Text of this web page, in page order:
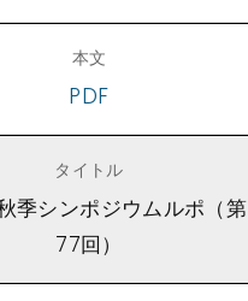
PDF
季シンポジウムルポ（第
77回）